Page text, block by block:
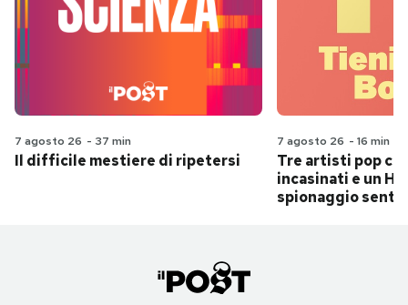
7 agosto 26 - 37 min
Il difficile mestiere di ripetersi
7 agosto 26 - 16 min
Tre artisti pop
incasinati e un
spionaggio